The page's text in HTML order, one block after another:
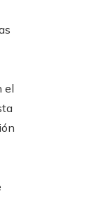
el